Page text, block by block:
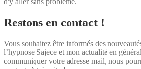
d'y aller sans problème.
Restons en contact !
Vous souhaitez être informés des
l’hypnose Sajece et mon actualité en
communiquer votre adresse mail, nous